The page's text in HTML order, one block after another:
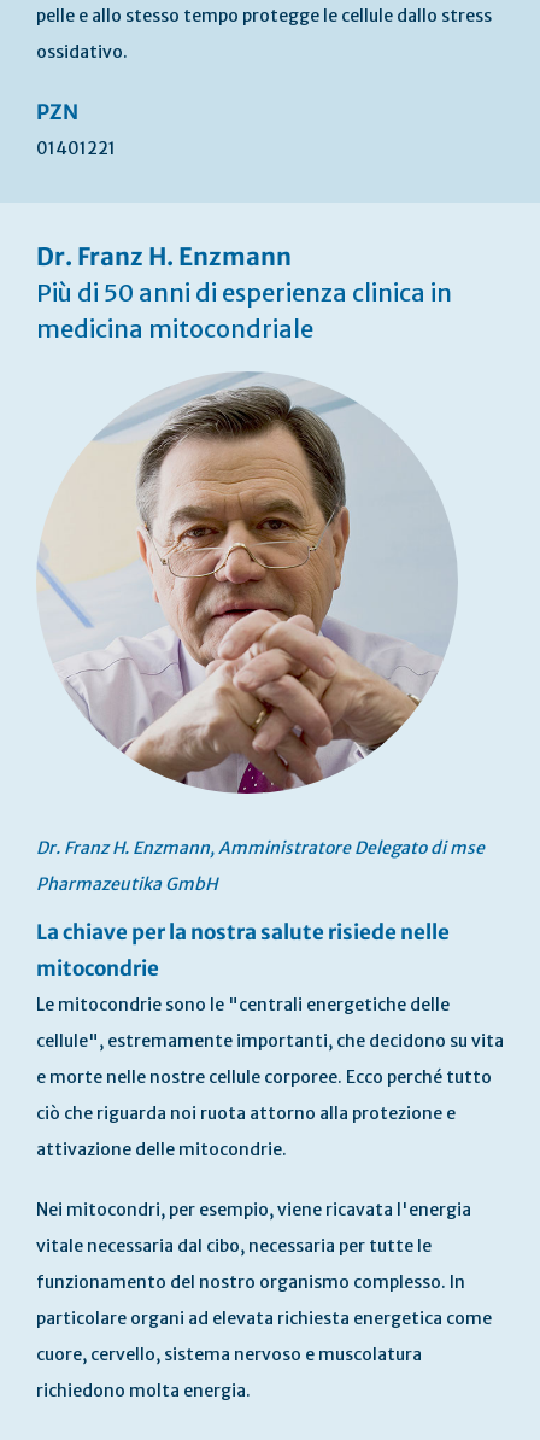
pelle e allo stesso tempo protegge le cellule dallo stress
ossidativo.
PZN
01401221
Dr. Franz H. Enzmann
Più di 50 anni di esperienza clinica in
medicina mitocondriale
Dr. Franz H. Enzmann, Amministratore Delegato di mse
Pharmazeutika GmbH
La chiave per la nostra salute risiede nelle
mitocondrie
Le mitocondrie sono le "centrali energetiche delle
cellule", estremamente importanti, che decidono su vita
e morte nelle nostre cellule corporee. Ecco perché tutto
ciò che riguarda noi ruota attorno alla protezione e
attivazione delle mitocondrie.
Nei mitocondri, per esempio, viene ricavata l'energia
vitale necessaria dal cibo, necessaria per tutte le
funzionamento del nostro organismo complesso. In
particolare organi ad elevata richiesta energetica come
cuore, cervello, sistema nervoso e muscolatura
richiedono molta energia.